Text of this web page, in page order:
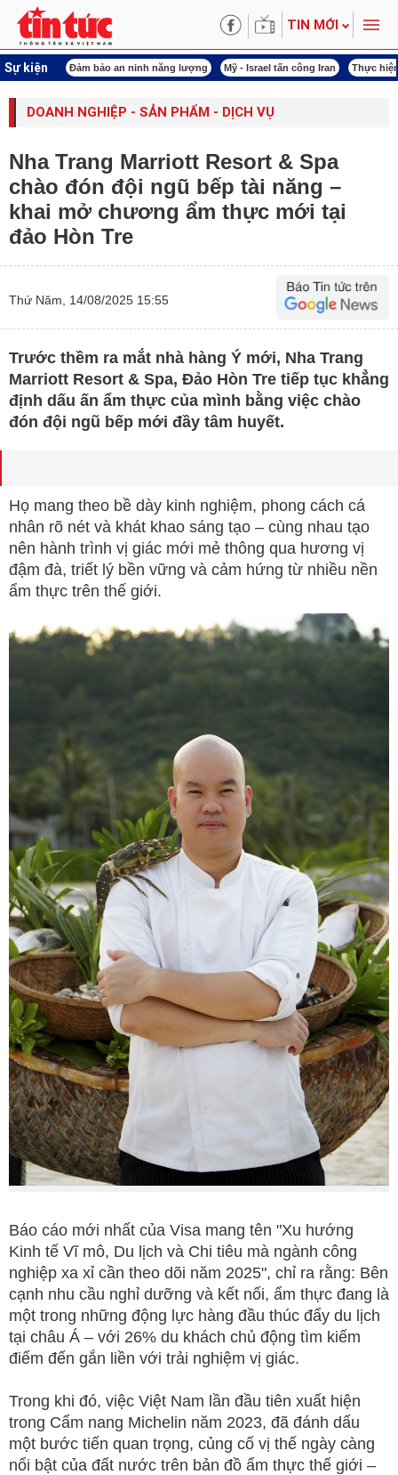
TIN MỚI
Sự kiện
khóa XVI Đảm bảo an ninh năng lượng Mỹ - Israel tấn công Iran Thực
DOANH NGHIỆP - SẢN PHẨM - DỊCH VỤ
Nha Trang Marriott Resort & Spa
chào đón đội ngũ bếp tài năng –
khai mở chương ẩm thực mới tại
đảo Hòn Tre
Thứ Năm, 14/08/2025 15:55
Trước thềm ra mắt nhà hàng Ý mới, Nha Trang
Marriott Resort & Spa, Đảo Hòn Tre tiếp tục khẳng
định dấu ấn ẩm thực của mình bằng việc chào
đón đội ngũ bếp mới đầy tâm huyết.
Họ mang theo bề dày kinh nghiệm, phong cách cá
nhân rõ nét và khát khao sáng tạo – cùng nhau tạo
nên hành trình vị giác mới mẻ thông qua hương vị
đậm đà, triết lý bền vững và cảm hứng từ nhiều nền
ẩm thực trên thế giới.
Báo cáo mới nhất của Visa mang tên "Xu hướng
Kinh tế Vĩ mô, Du lịch và Chi tiêu mà ngành công
nghiệp xa xỉ cần theo dõi năm 2025", chỉ ra rằng: Bên
cạnh nhu cầu nghỉ dưỡng và kết nối, ẩm thực đang là
một trong những động lực hàng đầu thúc đẩy du lịch
tại châu Á – với 26% du khách chủ động tìm kiếm
điểm đến gắn liền với trải nghiệm vị giác.
Trong khi đó, việc Việt Nam lần đầu tiên xuất hiện
trong Cẩm nang Michelin năm 2023, đã đánh dấu
một bước tiến quan trọng, củng cố vị thế ngày càng
nổi bật của đất nước trên bản đồ ẩm thực thế giới –